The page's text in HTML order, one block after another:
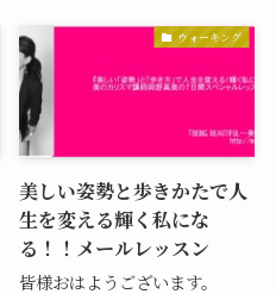
ウォーキング
美しい姿勢と歩きかたで人
生を変える輝く私にな
る！！メールレッスン
皆様おはようございます。